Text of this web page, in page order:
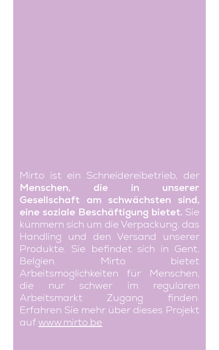
Mirto ist ein Schneidereibetrieb, der
Menschen, die in unserer
Gesellschaft am schwächsten sind,
eine soziale Beschäftigung bietet. Sie
kümmern sich um die Verpackung, das
Handling und den Versand unserer
Produkte. Sie befindet sich in Gent,
Belgien. Mirto bietet
Arbeitsmöglichkeiten für Menschen,
die nur schwer im regulären
Arbeitsmarkt Zugang finden.
Erfahren Sie mehr über dieses Projekt
aufwww.mirto.be